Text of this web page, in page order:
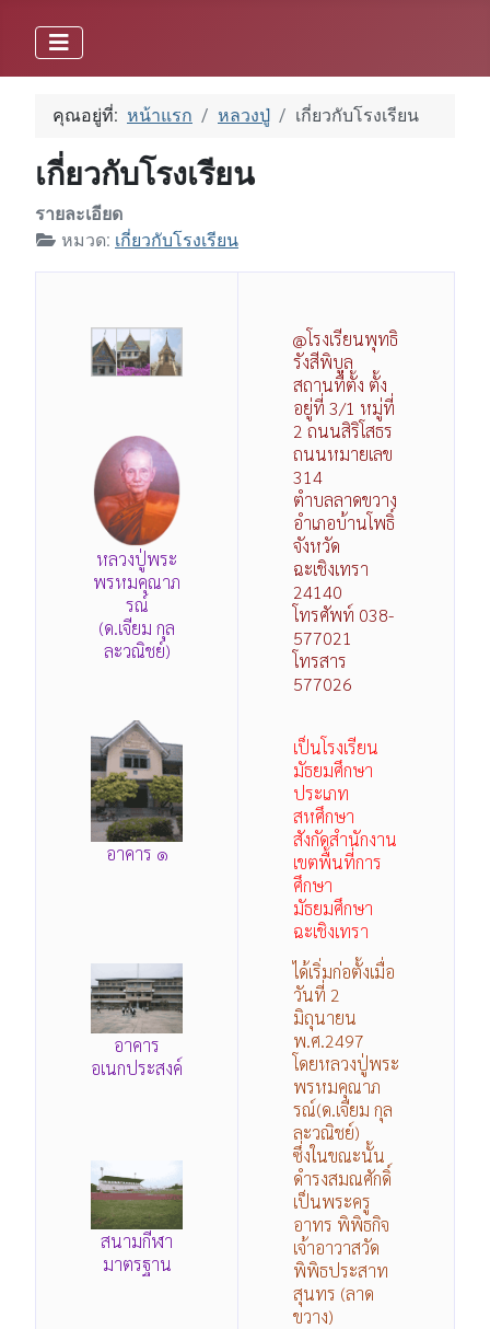
คุณอยู่ที่: หน้าแรก หลวงปู่ เกี่ยวกับโรงเรียน
เกี่ยวกับโรงเรียน
รายละเอียด
หมวด: เกี่ยวกับโรงเรียน
หลวงปู่พระ
พรหมคุณาภ
รณ์
(ด.เจียม กุล
ละวณิชย์)
อาคาร ๑
อาคาร
อเนกประสงค์
สนามกีฬา
มาตรฐาน
@โรงเรียนพุทธิ
รังสีพิบูล
สถานที่ตั้ง ตั้ง
อยู่ที่ 3/1 หมู่ที่
2 ถนนสิริโสธร
ถนนหมายเลข
314
ตำบลลาดขวาง
อำเภอบ้านโพธิ์
จังหวัด
ฉะเชิงเทรา
24140
โทรศัพท์ 038-
577021
โทรสาร
577026
เป็นโรงเรียน
มัธยมศึกษา
ประเภท
สหศึกษา
สังกัดสำนักงาน
เขตพื้นที่การ
ศึกษา
มัธยมศึกษา
ฉะเชิงเทรา
ได้เริ่มก่อตั้งเมื่อ
วันที่ 2
มิถุนายน
พ.ศ.2497
โดยหลวงปู่พระ
พรหมคุณาภ
รณ์(ด.เจียม กุล
ละวณิชย์)
ซึ่งในขณะนั้น
ดำรงสมณศักดิ์
เป็นพระครู
อาทร พิพิธกิจ
เจ้าอาวาสวัด
พิพิธประสาท
สุนทร (ลาด
ขวาง)